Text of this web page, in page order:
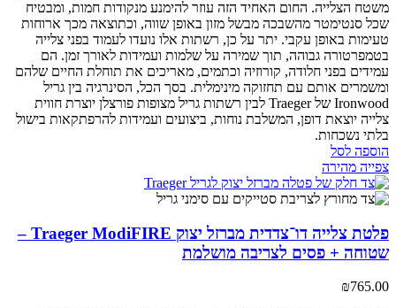
משטח הצלייה. החום האחיד הזה עוזר להימנע מנקודות חמות, ומבטיח
שכל סנטימטר מהשבכה מבשל מזון באופן שווה, וכתוצאה מכך ארוחות
טעימות באופן עקבי. יתר על כן, רשתות אלו נועדו לעמוד בפני צלייה
בטמפרטורה גבוהה, תוך שמירה על שלמות ועמידות לאורך זמן. הם
עמידים בפני חלודה, קורוזיה וכתמים, מאריכים את תוחלת החיים שלהם
ומשמרים אותם עם תחזוקה מינימלית. בסך הכל, הסינרגיה בין גריל
Ironwood של Traeger לבין רשתות גריל מצופות פורצלן יוצרת חווית
צלייה יוצאת דופן, המשלבת נוחות, ביצועים ועמידות להרפתקאות בישול
בלתי נשכחות.
הוספה לסל
צפייה מהירה
פלטת צלייה דו־צדדית מברזל יצוק Traeger ModiFIRE –
שטוחה + פסים לצריבה מושלמת
₪765.00